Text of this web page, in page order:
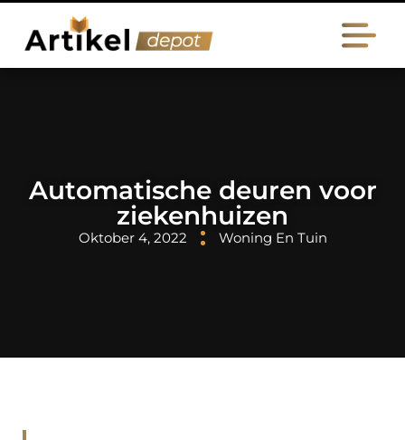
Automatische deuren voor
ziekenhuizen
Oktober 4, 2022 Woning En Tuin